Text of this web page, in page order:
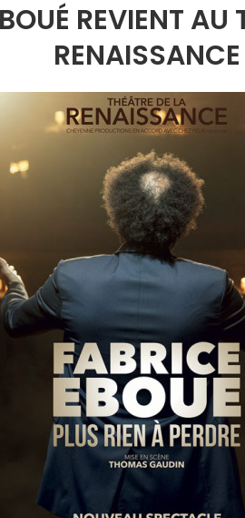
REVIENT AU
RENAISSANCE